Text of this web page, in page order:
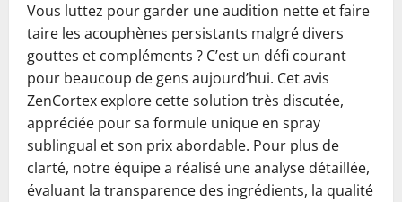
Vous luttez pour garder une audition nette et faire
taire les acouphènes persistants malgré divers
gouttes et compléments ? C’est un défi courant
pour beaucoup de gens aujourd’hui. Cet avis
ZenCortex explore cette solution très discutée,
appréciée pour sa formule unique en spray
sublingual et son prix abordable. Pour plus de
clarté, notre équipe a réalisé une analyse détaillée,
évaluant la transparence des ingrédients, la qualité